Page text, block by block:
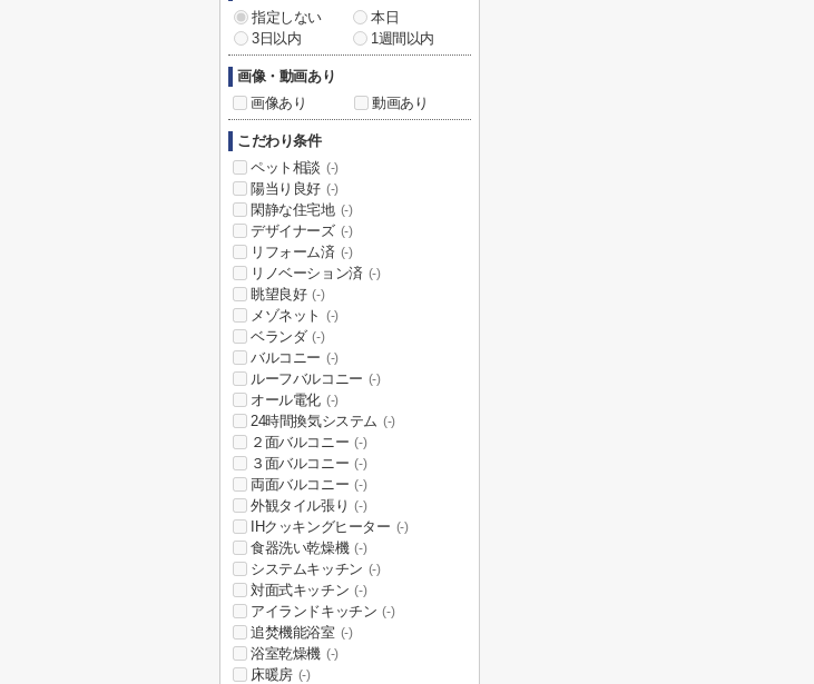
指定しない
本日
3日以内
1週間以内
画像・動画あり
画像あり
動画あり
こだわり条件
ペット相談 (-)
陽当り良好 (-)
閑静な住宅地 (-)
デザイナーズ (-)
リフォーム済 (-)
リノベーション済 (-)
眺望良好 (-)
メゾネット (-)
ベランダ (-)
バルコニー (-)
ルーフバルコニー (-)
オール電化 (-)
24時間換気システム (-)
２面バルコニー (-)
３面バルコニー (-)
両面バルコニー (-)
外観タイル張り (-)
IHクッキングヒーター (-)
食器洗い乾燥機 (-)
システムキッチン (-)
対面式キッチン (-)
アイランドキッチン (-)
追焚機能浴室 (-)
浴室乾燥機 (-)
床暖房 (-)